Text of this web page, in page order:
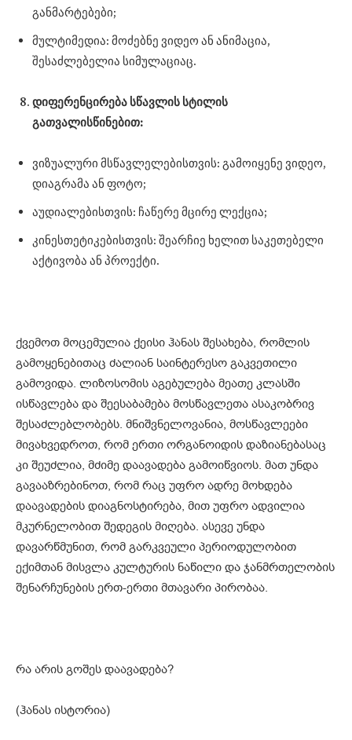
განმარტებები;
მულტიმედია: მოძებნე ვიდეო ან ანიმაცია,
შესაძლებელია სიმულაციაც.
დიფერენცირება სწავლის სტილის
გათვალისწინებით:
ვიზუალური მსწავლელებისთვის: გამოიყენე ვიდეო,
დიაგრამა ან ფოტო;
აუდიალებისთვის: ჩაწერე მცირე ლექცია;
კინესთეტიკებისთვის: შეარჩიე ხელით საკეთებელი
აქტივობა ან პროექტი.
ქვემოთ მოცემულია ქეისი ჰანას შესახება, რომლის
გამოყენებითაც ძალიან საინტერესო გაკვეთილი
გამოვიდა. ლიზოსომის აგებულება მეათე კლასში
ისწავლება და შეესაბამება მოსწავლეთა ასაკობრივ
შესაძლებლობებს. მნიშვნელოვანია, მოსწავლეები
მივახვედროთ, რომ ერთი ორგანოიდის დაზიანებასაც
კი შეუძლია, მძიმე დაავადება გამოიწვიოს. მათ უნდა
გავააზრებინოთ, რომ რაც უფრო ადრე მოხდება
დაავადების დიაგნოსტირება, მით უფრო ადვილია
მკურნელობით შედეგის მიღება. ასევე უნდა
დავარწმუნით, რომ გარკვეული პერიოდულობით
ექიმთან მისვლა კულტურის ნაწილი და ჯანმრთელობის
შენარჩუნების ერთ-ერთი მთავარი პირობაა.
რა არის გოშეს დაავადება?
(ჰანას ისტორია)